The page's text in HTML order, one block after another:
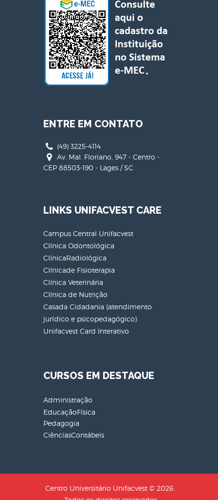
ENTRE EM CONTATO
(49) 3225-4114
Av. Mal. Floriano, 947 - Centro -
CEP 88503-190 - Lages / SC
LINKS UNIFACVEST CARE
Campus Central Unifacvest
Clínica Odontológica
ClínicaRadiológica
Clínicade Fisioterapia
Clínica Veterinária
Clínica de Nutrição
Casada Cidadania (atendimento
jurídico e psicopedagógico)
Unifacvest Card Interativo
CURSOS EM DESTAQUE
Administração
EducaçãoFísica
Pedagogia
CiênciasContábeis
Centro Universitário Unifacvest © 2026